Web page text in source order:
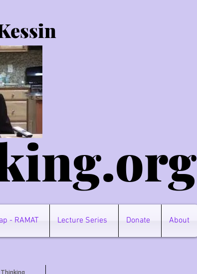
rg
- RAMAT Lecture Series Donate About